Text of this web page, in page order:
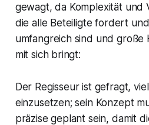
gewagt, da Komplexität und
die alle Beteiligte fordert
umfangreich sind und
mit sich bringt:
Der Regisseur ist gefragt,
einzusetzen; sein Konzept
präzise geplant sein, damit